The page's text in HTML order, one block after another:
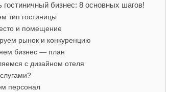
гостиничный бизнес: 8 основных шагов!
тип гостиницы
и помещение
рынок и конкуренцию
бизнес — план
с дизайном отеля
персонал